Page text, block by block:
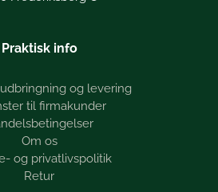
Praktisk info
og levering
til firmakunder
Om os
og privatlivspolitik
Retur